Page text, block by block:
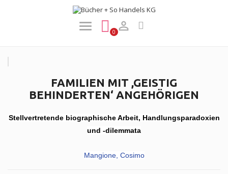
0 
FAMILIEN MIT ,GEISTIG
BEHINDERTEN‘ ANGEHÖRIGEN
Stellvertretende biographische Arbeit, Handlungsparadoxien
und -dilemmata
Mangione, Cosimo